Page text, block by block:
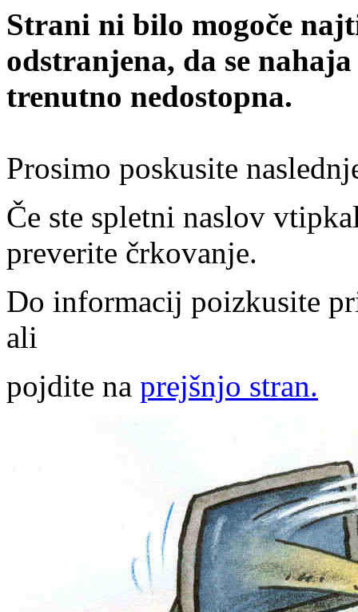
Strani ni bilo mogoče
odstranjena, da se
trenutno nedostopna.
Prosimo poskusite
Če ste spletni naslov
preverite črkovanje.
Do informacij poizkusite
ali
pojdite na prejšnjo stran.